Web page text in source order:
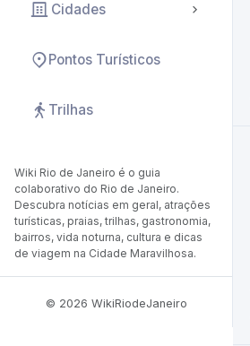
Cidades
Pontos Turísticos
Trilhas
Wiki Rio de Janeiro é o guia
colaborativo do Rio de Janeiro.
Descubra notícias em geral, atrações
turísticas, praias, trilhas, gastronomia,
bairros, vida noturna, cultura e dicas
de viagem na Cidade Maravilhosa.
© 2026 WikiRiodeJaneiro